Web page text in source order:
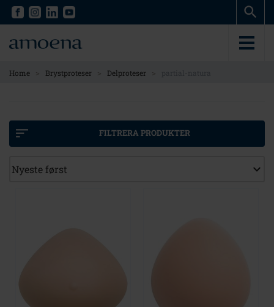
Skip
content
Skip
content
Home > Brystproteser > Delproteser >
FILTRERA PRODUKTER